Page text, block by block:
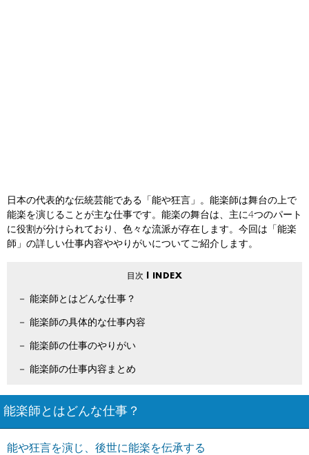
日本の代表的な伝統芸能である「能や狂言」。能楽師は舞台の上で
能楽を演じることが主な仕事です。能楽の舞台は、主に4つのパート
に役割が分けられており、色々な流派が存在します。今回は「能楽
師」の詳しい仕事内容ややりがいについてご紹介します。
能楽師とはどんな仕事？
能楽師の具体的な仕事内容
能楽師の仕事のやりがい
能楽師の仕事内容まとめ
能楽師とはどんな仕事？
能や狂言を演じ、後世に能楽を伝承する